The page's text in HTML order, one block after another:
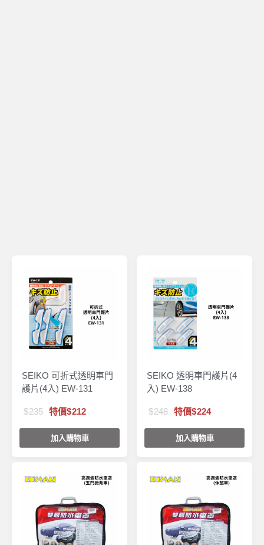
SEIKO 可折式透明車門
護片(4入) EW-131
235 特價 212
加入購物車
SEIKO 透明車門護片(4
入) EW-138
248 特價 224
加入購物車